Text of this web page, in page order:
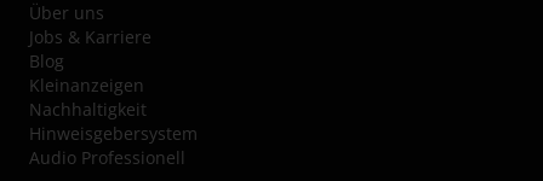
Über uns
Jobs & Karriere
Blog
Kleinanzeigen
Nachhaltigkeit
Hinweisgebersystem
Audio Professionell